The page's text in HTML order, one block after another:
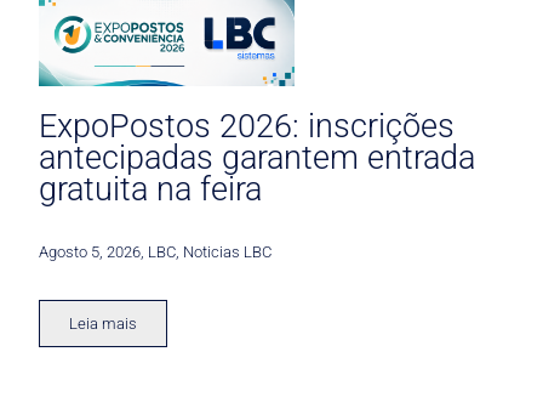
ExpoPostos 2026: inscrições
antecipadas garantem entrada
gratuita na feira
Agosto 5, 2026 LBC Noticias LBC
Leia mais